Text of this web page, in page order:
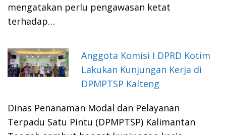
mengatakan perlu pengawasan ketat
terhadap…
Anggota Komisi I DPRD Kotim
Lakukan Kunjungan Kerja di
DPMPTSP Kalteng
Dinas Penanaman Modal dan Pelayanan
Terpadu Satu Pintu (DPMPTSP) Kalimantan